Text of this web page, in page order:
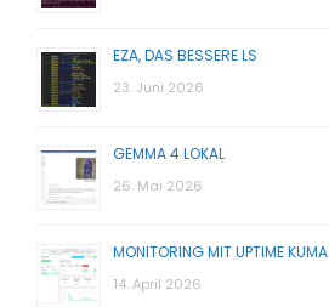
EZA, DAS BESSERE LS
23. Juni 2026
GEMMA 4 LOKAL
26. Mai 2026
MONITORING MIT UPTIME KUMA
14. April 2026